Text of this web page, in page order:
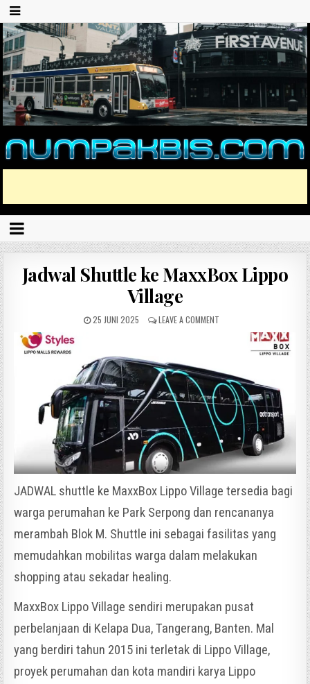
Jadwal Shuttle ke MaxxBox Lippo
Village
25 JUNI 2025 LEAVE A COMMENT
JADWAL shuttle ke MaxxBox Lippo Village tersedia bagi
warga perumahan ke Park Serpong dan rencananya
merambah Blok M. Shuttle ini sebagai fasilitas yang
memudahkan mobilitas warga dalam melakukan
shopping atau sekadar healing.
MaxxBox Lippo Village sendiri merupakan pusat
perbelanjaan di Kelapa Dua, Tangerang, Banten. Mal
yang berdiri tahun 2015 ini terletak di Lippo Village,
proyek perumahan dan kota mandiri karya Lippo